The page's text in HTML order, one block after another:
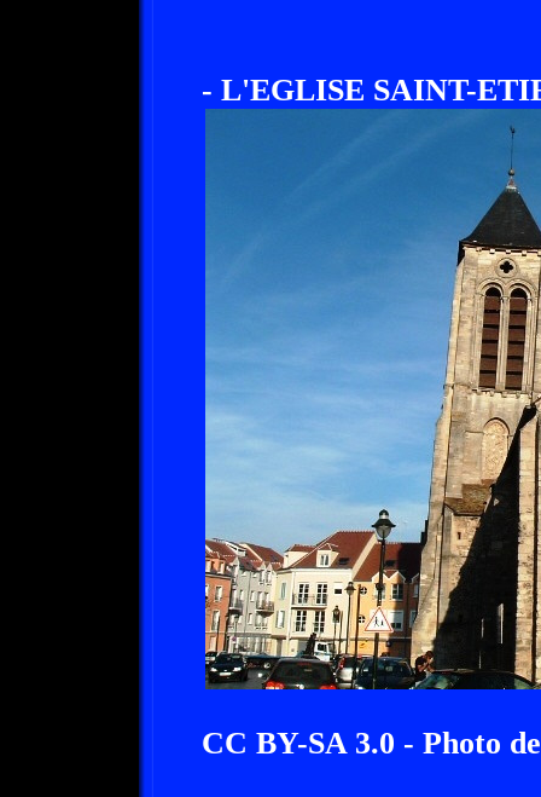
- L'EGLISE SAINT-
CC BY-SA 3.0 - Photo